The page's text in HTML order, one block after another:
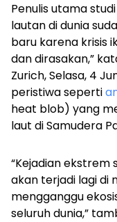
Penulis utama
lautan di dunia
baru karena krisis
dan dirasakan,”
Zurich, Selasa, 4
peristiwa seperti
heat blob) yang
laut di Samudera
“Kejadian ekstrem
akan terjadi lagi di
mengganggu
seluruh dunia,”